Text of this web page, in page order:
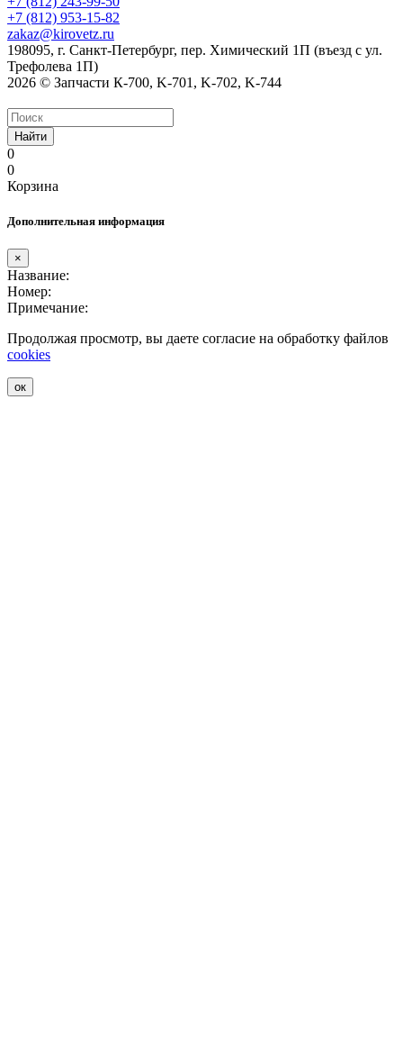
+7 (812) 953-15-82
zakaz@kirovetz.ru
198095, г. Санкт-Петербург, пер. Химический 1П (въезд с ул.
Трефолева 1П)
2026 © Запчасти К-700, K-701, K-702, K-744
Найти
0
0
Корзина
Дополнительная информация
×
Название:
Номер:
Примечание:
Продолжая просмотр, вы даете согласие на обработку файлов
cookies
ок